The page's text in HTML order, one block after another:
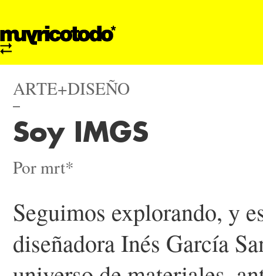
ARTE+DISEÑO
Soy IMGS
Por mrt*
Seguimos explorando, y
diseñadora Inés García